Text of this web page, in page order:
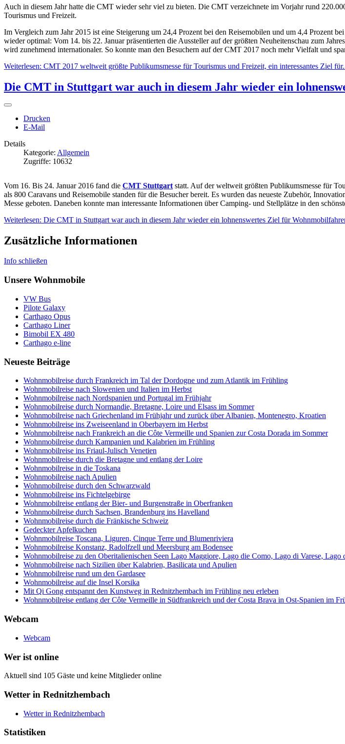
Auch in diesem Jahr hatte die CMT wieder sehr viel zu bieten. Die CMT verzeichnete im Vorjahr rund
Tourismus und Freizeit.
Im Vergleich zum Jahr 2015 ist eine Steigerung um 24,4 Prozent bei den Reisemobilen und um 4,4 Prozent
wieder optimal: Vom 14. bis 22. Januar präsentierten die Aussteller auf der größten Neuheitenschau zum
wird zunehmend internationaler. So konnte man den Besuchern auf der CMT 2017 noch mehr Vielfalt und
Weiterlesen: CMT 2017 weltweit größte Publikumsmesse für Tourismus und Freizeit, ein interessantes Ziel
Die CMT in Stuttgart war auch in diesem Jahr wieder ein
Drucken
E-Mail
Details
Kategorie: Allgemein
Zugriffe: 10632
Vom 16. Bis 24. Januar 2016 fand die CMT Stuttgart statt. Auf der weltweit größten Publikumsmesse für
als 800 Caravans und Reisemobile standen für die Besucher bereit. Es wurden das neueste Zubehör,
Messe geboten. Daneben konnte man interessante Informationen über Camping- und Stellplätze in den
Weiterlesen: Die CMT in Stuttgart war auch in diesem Jahr wieder ein lohnenswertes Ziel für
Zusätzliche Informationen
Info schließen
Unsere Wohnmobile
VW Bus
Pilote Galaxy
Carthago Opus
Carthago Liner
Bimobil EX 480
Carthago e-line
Neueste Beiträge
Wohnmobilreise durch Frankreich im Tal der Dordogne und zum Atlantik im Frühling
Wohnmobilreise nach Slowenien und Italien im Herbst
Wohnmobilreise nach Nordspanien und Portugal im Frühjahr
Wohnmobilreise durch Normandie, Bretagne, Loire und Elsass im Sommer
Wohnmobilreise nach Griechenland im Frühjahr und zurück über Albanien, Montenegro, Kroatien
Wohnmobilreise ins Zweiseenland in Oberbayern im Herbst
Wohnmobilreise nach Frankreich an die Côte Vermeille und Spanien zur Costa Dorada im Sommer
Wohnmobilreise durch Kampanien und Kalabrien im Frühling
Wohnmobilreise ins Friaul-Julisch Venetien
Wohnmobilreise durch die Bretagne und entlang der Loire
Wohnmobilreise in die Toskana
Wohnmobilreise nach Apulien
Wohnmobilreise durch den Schwarzwald
Wohnmobilreise ins Fichtelgebirge
Wohnmobilreise entlang der Bier- und Burgenstraße in Oberfranken
Wohnmobilreise durch Sachsen, Brandenburg ins Havelland
Wohnmobilreise durch die Fränkische Schweiz
Gedeckter Apfelkuchen
Wohnmobilreise Toscana, Liguren, Cinque Terre und Blumenriviera
Wohnmobilreise Konstanz, Radolfzell und Meersburg am Bodensee
Wohnmobilreise zu den Oberitalienischen Seen Lago Maggiore, Lago die Como, Lago di Varese,
Wohnmobilreise nach Sizilien über Kalabrien, Basilicata und Apulien
Wohnmobilreise rund um den Gardasee
Wohnmobilreise auf die Insel Korsika
Mit Qi Gong entspannt den Kunstweg in Rednitzhembach im Frühling neu erleben
Wohnmobilreise entlang der Côte Vermeille in Südfrankreich und der Costa Brava in Ost-Spanien im
Webcam
Webcam
Wer ist online
Aktuell sind 105 Gäste und keine Mitglieder online
Wetter in Rednitzhembach
Wetter in Rednitzhembach
Statistiken